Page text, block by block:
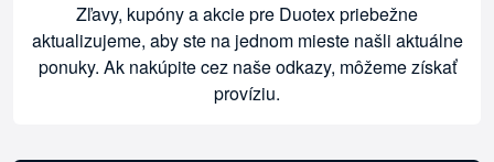
Zľavy, kupóny a akcie pre Duotex priebežne
aktualizujeme, aby ste na jednom mieste našli aktuálne
ponuky. Ak nakúpite cez naše odkazy, môžeme získať
províziu.